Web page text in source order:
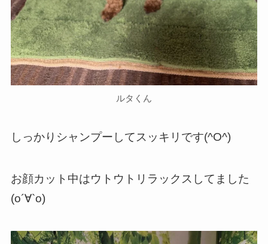
ルタくん
しっかりシャンプーしてスッキリです(^O^)
お顔カット中はウトウトリラックスしてました
(о´∀`о)